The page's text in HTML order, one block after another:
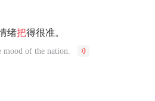
绪把得很准。
mood of the nation.